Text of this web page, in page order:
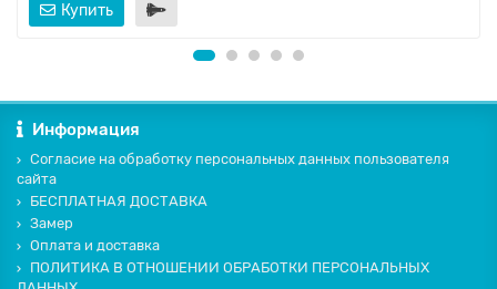
Купить
Информация
Согласие на обработку персональных данных пользователя
сайта
БЕСПЛАТНАЯ ДОСТАВКА
Замер
Оплата и доставка
ПОЛИТИКА В ОТНОШЕНИИ ОБРАБОТКИ ПЕРСОНАЛЬНЫХ